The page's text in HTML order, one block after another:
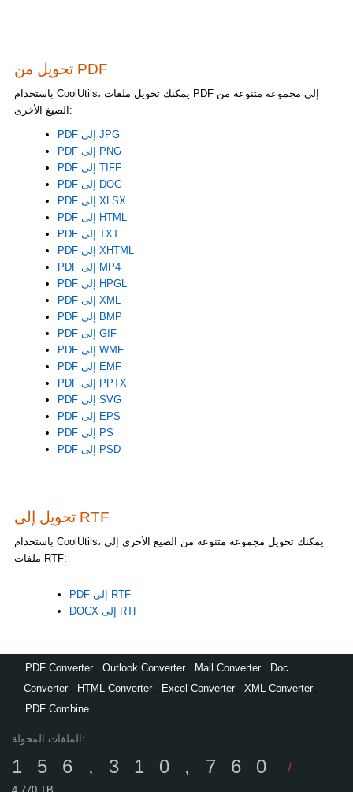
تحويل من PDF
باستخدام CoolUtils، يمكنك تحويل ملفات PDF إلى مجموعة متنوعة من
الصيغ الأخرى:
PDF إلى JPG
PDF إلى PNG
PDF إلى TIFF
PDF إلى DOC
PDF إلى XLSX
PDF إلى HTML
PDF إلى TXT
PDF إلى XHTML
PDF إلى MP4
PDF إلى HPGL
PDF إلى XML
PDF إلى BMP
PDF إلى GIF
PDF إلى WMF
PDF إلى EMF
PDF إلى PPTX
PDF إلى SVG
PDF إلى EPS
PDF إلى PS
PDF إلى PSD
تحويل إلى RTF
باستخدام CoolUtils، يمكنك تحويل مجموعة متنوعة من الصيغ الأخرى إلى
ملفات RTF:
PDF إلى RTF
DOCX إلى RTF
PDF Converter Outlook Converter Mail Converter
Doc
Converter
HTML Converter Excel Converter XML Converter
PDF Combine
الملفات المحولة:
156,310,760
/